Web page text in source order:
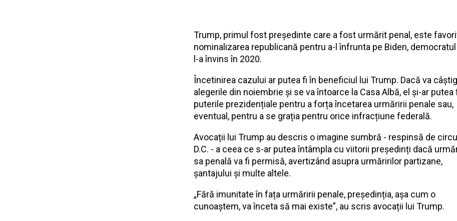
Trump, primul fost președinte care a fost urmărit penal, este
nominalizarea republicană pentru a-l înfrunta pe Biden,
l-a învins în 2020.
Încetinirea cazului ar putea fi în beneficiul lui Trump. Dacă va
alegerile din noiembrie și se va întoarce la Casa Albă, el și-ar putea
puterile prezidențiale pentru a forța încetarea urmăririi penale sau,
eventual, pentru a se grația pentru orice infracțiune federală.
Avocații lui Trump au descris o imagine sumbră - respinsă de
D.C. - a ceea ce s-ar putea întâmpla cu viitorii președinți dacă
sa penală va fi permisă, avertizând asupra urmăririlor partizane,
șantajului și multe altele.
„Fără imunitate în fața urmăririi penale, președinția, așa cum o
cunoaștem, va înceta să mai existe”, au scris avocații lui Trump.